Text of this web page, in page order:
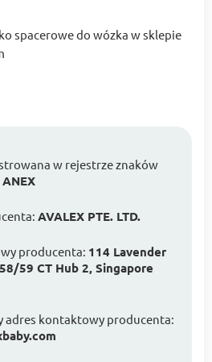
spacerowe do wózka w sklepie
w rejestrze znaków
ANEX
AVALEX PTE. LTD.
producenta: 114 Lavender
59 CT Hub 2, Singapore
adres kontaktowy producenta: